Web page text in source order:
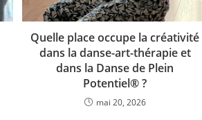
Quelle place occupe la créativité
dans la danse-art-thérapie et
dans la Danse de Plein
Potentiel® ?
mai 20, 2026